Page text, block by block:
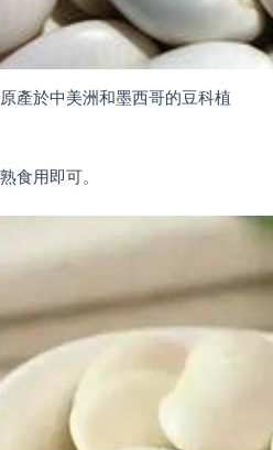
產於中美洲和墨西哥的豆科植
食用即可。